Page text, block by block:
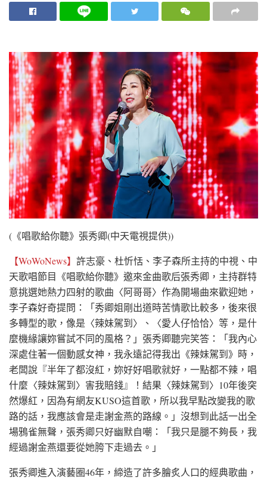
(《唱歌給你聽》張秀卿(中天電視提供))
【WoWoNews】 許志豪、杜忻恬、李子森所主持的中視、中
天歌唱節目《唱歌給你聽》邀來金曲歌后張秀卿，主持群特
意挑選她熱力四射的歌曲〈阿哥哥〉作為開場曲來歡迎她，
李子森好奇提問：「秀卿姐剛出道時苦情歌比較多，後來很
多轉型的歌，像是〈辣妹駕到〉、〈愛人仔恰恰〉等，是什
麼機緣讓妳嘗試不同的風格？」張秀卿聽完笑答：「我內心
深處住著一個動感女神，我永遠記得我出《辣妹駕到》時，
老闆說『半年了都沒紅，妳好好唱歌就好，一點都不辣，唱
什麼〈辣妹駕到〉害我賠錢』！結果〈辣妹駕到〉10年後突
然爆紅，因為有網友KUSO這首歌，所以我早點改變我的歌
路的話，我應該會是走謝金燕的路線。」沒想到此話一出全
場鴉雀無聲，張秀卿只好幽默自嘲：「我只是腿不夠長，我
經過謝金燕還要從她胯下走過去。」
張秀卿進入演藝圈46年，締造了許多膾炙人口的經典歌曲，